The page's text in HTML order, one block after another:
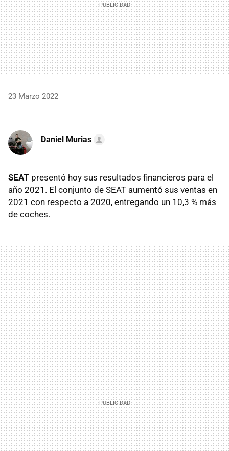
23 Marzo 2022
Daniel Murias
SEAT presentó hoy sus resultados financieros para el
año 2021. El conjunto de SEAT aumentó sus ventas en
2021 con respecto a 2020, entregando un 10,3 % más
de coches.